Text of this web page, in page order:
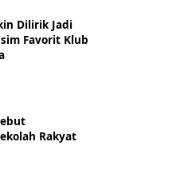
Dilirik Jadi
Favorit Klub
Rakyat